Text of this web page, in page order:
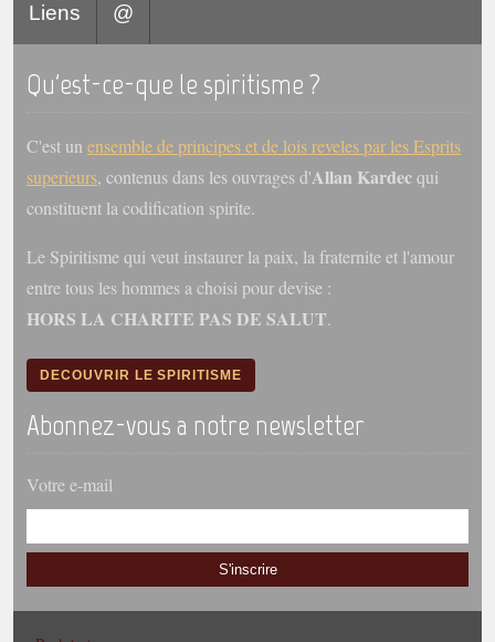
Liens @
Qu'est-ce-que le spiritisme ?
C'est un ensemble de principes et de lois reveles par les Esprits
superieurs, contenus dans les ouvrages d'Allan Kardecqui
constituent la codification spirite.
Le Spiritisme qui veut instaurer la paix, la fraternite et l'amour
entre tous les hommes a choisi pour devise :
HORS LA CHARITE PAS DE SALUT.
DECOUVRIR LE SPIRITISME
Abonnez-vous a notre newsletter
Votre e-mail
S'inscrire